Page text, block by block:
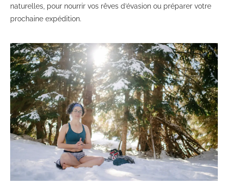
naturelles, pour nourrir vos rêves d’évasion ou préparer votre
prochaine expédition.